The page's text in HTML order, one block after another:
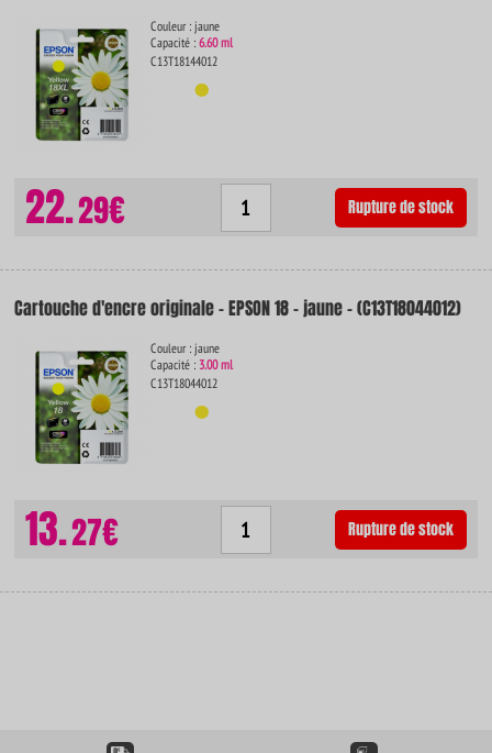
Couleur : jaune
Capacité :6.60 ml
C13T18144012
22.29€ Rupture de stock
Cartouche d'encre originale - EPSON 18 - jaune - (C13T18044012)
Couleur : jaune
Capacité : 3.00 ml
C13T18044012
13.27€ Rupture de stock